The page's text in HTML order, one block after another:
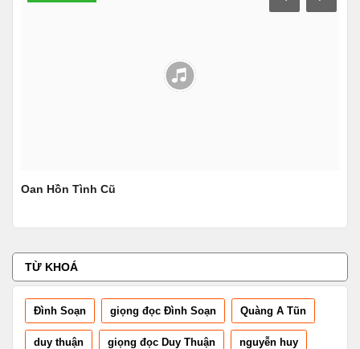
Oan Hồn Tình Cũ
TỪ KHOÁ
Đình Soạn giọng đọc Đình Soạn Quàng A Tũn
duy thuận giọng đọc Duy Thuận nguyễn huy